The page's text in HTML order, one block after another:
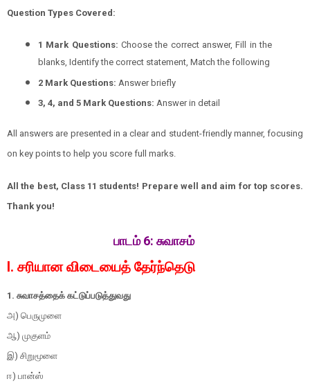
Question Types Covered:
1 Mark Questions: Choose the correct answer, Fill in the
blanks, Identify the correct statement, Match the following
2 Mark Questions: Answer briefly
3, 4, and 5 Mark Questions: Answer in detail
All answers are presented in a clear and student-friendly manner, focusing
on key points to help you score full marks.
All the best, Class 11 students! Prepare well and aim for top scores.
Thank you!
பாடம் 6: சுவாசம்
I. சரியான விடையைத் தேர்ந்தெடு
1. சுவாசத்தைக் கட்டுப்படுத்துவது
அ) பெருமுளை
ஆ) முகுளம்
இ) சிறுமூளை
ஈ) பான்ஸ்